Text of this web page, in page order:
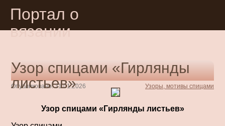
Портал о
вязании
Узор спицами «Гирлянды
листьев»
Опубликовано: 31.01.2026 Узоры, мотивы спицами
Узор спицами «Гирлянды листьев»